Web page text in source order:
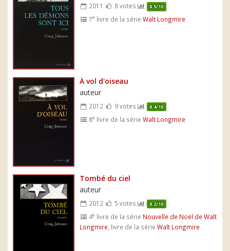
2011 8 votes 8.5/10
7e livre de la sérieWalt Longmire
À vol d'oiseau
auteur
2012 9 votes 8.4/10
8e livre de la sérieWalt Longmire
Tombé du ciel
auteur
2012 5 votes 8.2/10
4e livre de la série Nouvelle de Noël de Walt
Longmire , livre de la série Walt Longmire